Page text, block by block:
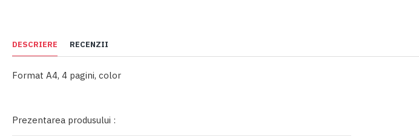
DESCRIERE RECENZII
Format A4, 4 pagini, color
Prezentarea produsului :